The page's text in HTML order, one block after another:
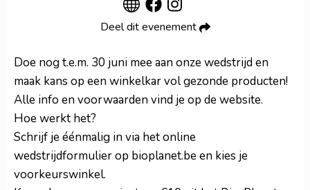
Deel dit evenement
Doe nog t.e.m. 30 juni mee aan onze wedstrijd en
maak kans op een winkelkar vol gezonde producten!
Alle info en voorwaarden vind je op de website.
Hoe werkt het?
Schrijf je éénmalig in via het online
wedstrijdformulier op bioplanet.be en kies je
voorkeurswinkel.